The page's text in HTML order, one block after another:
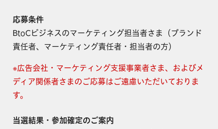
応募条件
BtoCビジネスのマーケティング担当者さま（ブランド
責任者、マーケティング責任者・担当者の方）
※広告会社・マーケティング支援事業者さま、およびメ
ディア関係者さまのご応募はご遠慮いただいておりま
す。
当選結果・参加確定のご案内